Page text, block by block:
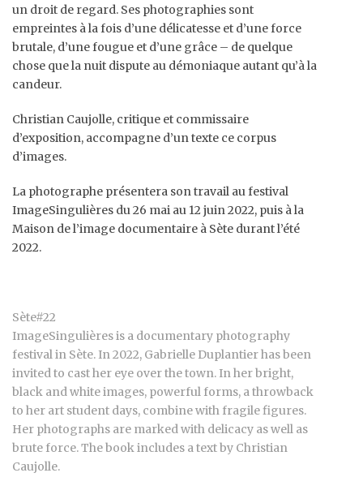
un droit de regard. Ses photographies sont
empreintes à la fois d’une délicatesse et d’une force
brutale, d’une fougue et d’une grâce – de quelque
chose que la nuit dispute au démoniaque autant qu’à la
candeur.
Christian Caujolle, critique et commissaire
d’exposition, accompagne d’un texte ce corpus
d’images.
La photographe présentera son travail au festival
ImageSingulières du 26 mai au 12 juin 2022, puis à la
Maison de l’image documentaire à Sète durant l’été
2022.
Sète#22
ImageSingulières is a documentary photography
festival in Sète. In 2022, Gabrielle Duplantier has been
invited to cast her eye over the town. In her bright,
black and white images, powerful forms, a throwback
to her art student days, combine with fragile figures.
Her photographs are marked with delicacy as well as
brute force. The book includes a text by Christian
Caujolle.